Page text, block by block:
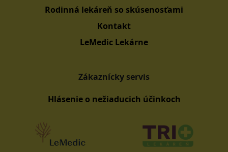
Rodinná lekáreň so skúsenosťami
Kontakt
LeMedic Lekárne
Zákaznícky servis
Hlásenie o nežiaducich účinkoch